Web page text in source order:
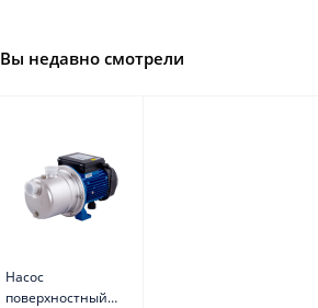
Вы недавно смотрели
Насос
поверхностный